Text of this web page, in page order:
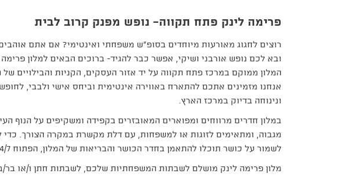
פרימה לינק פתח תקווה- נופש מפנק קרוב לבית
רוצים לחגוג מאורעות מיוחדים בסופ"ש משפחתי ואינטימי? אם אתם
ובא לכם נופש אורבני ושיקי, אפשר כבר להגיד- ברוכים הבאים למלון פרימה
המלון ממוקם במרכז פתח תקווה על יד אזור העסקים, הקניות והבילויים של
אנחנו מזמינים אתכם להתארח באווירה אינטימית וביחס אישי ולבבי,
ונינוחה בדיוק במרכז הארץ.
במלון חדרים מרווחים ומפוארים המאובזרים בקפידה ומשקיפים על הנוף
מגבוה, ומתאימים לזוגות או למשפחות, עם דלת מקשרת במקרה הצורך. כדי
לשמור על כושר תוכלו להתאמן בחדר הכושר והבריאות של המלון, הפתוח 24/7!
מלון פרימה לינק מושלם לשבתות המשפחתיות שלכם, לשבתות חתן ו/או בר/